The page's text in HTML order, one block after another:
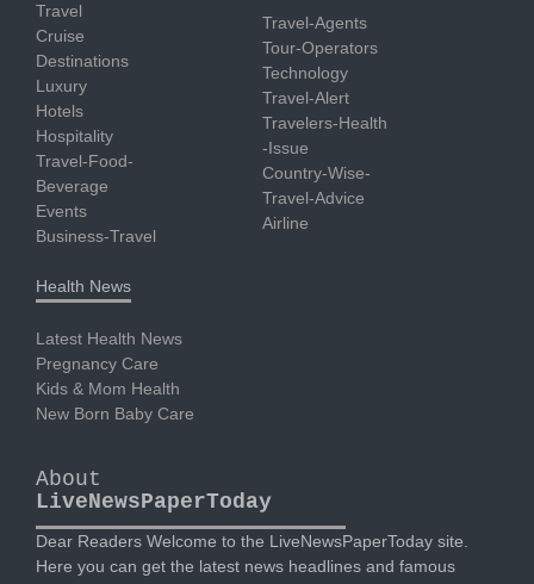
Travel
Cruise
Destinations
Luxury
Hotels
Hospitality
Travel-Food-
Beverage
Events
Business-Travel
Travel-Agents
Tour-Operators
Technology
Travel-Alert
Travelers-Health
-Issue
Country-Wise-
Travel-Advice
Airline
Health News
Latest Health News
Pregnancy Care
Kids & Mom Health
New Born Baby Care
About
LiveNewsPaperToday
Dear Readers Welcome to the LiveNewsPaperToday site.
Here you can get the latest news headlines and famous